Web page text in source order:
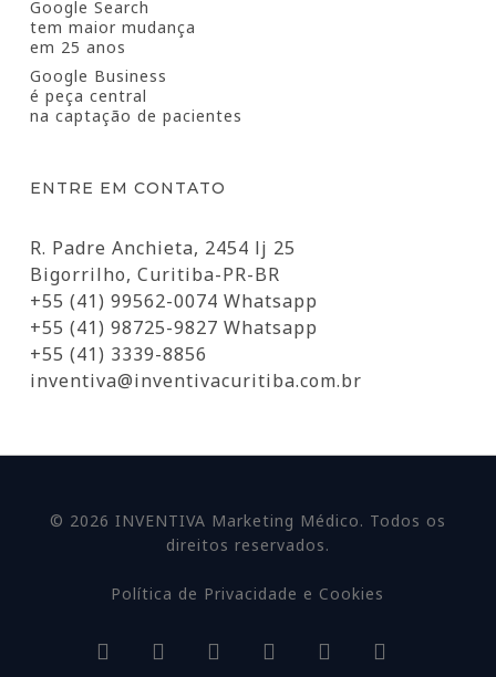
Google Search
tem maior mudança
em 25 anos
Google Business
é peça central
na captação de pacientes
ENTRE EM CONTATO
R. Padre Anchieta, 2454 lj 25
Bigorrilho, Curitiba-PR-BR
+55 (41) 99562-0074 Whatsapp
+55 (41) 98725-9827 Whatsapp
+55 (41) 3339-8856
inventiva@inventivacuritiba.com.br
© 2026 INVENTIVA Marketing Médico. Todos os
direitos reservados.
Política de Privacidade e Cookies
facebooklinkedinyoutubegoogle-instagramwhatsapp